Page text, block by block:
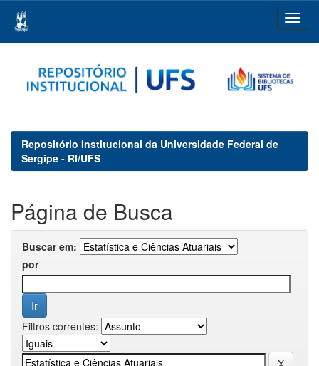
navigation
Repositório Institucional da Universidade Federal de
Sergipe - RI/UFS
Página de Busca
Buscar em:
por
Filtros correntes: